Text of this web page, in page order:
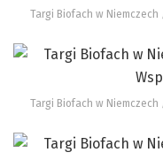
Targi Biofach w
Targi Biofach w